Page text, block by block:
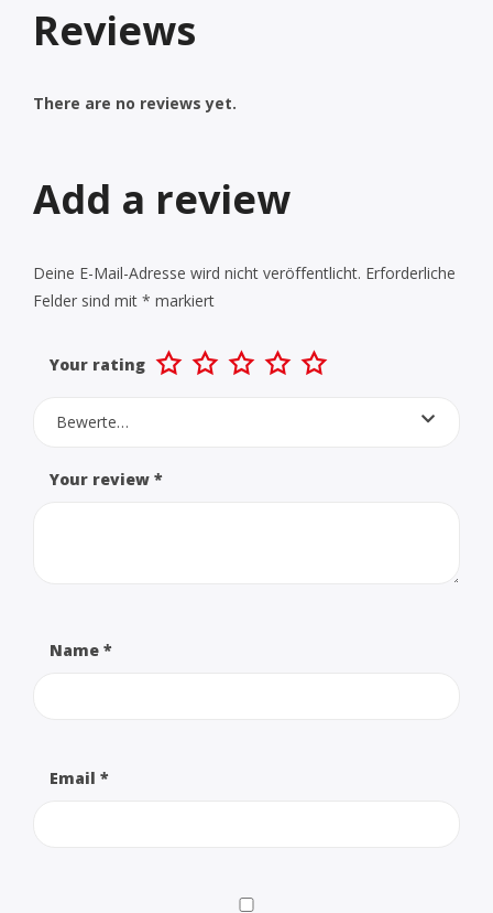
Reviews
There are no reviews yet.
Add a review
Deine E-Mail-Adresse wird nicht veröffentlicht. Erforderliche
Felder sind mit * markiert
Your rating
Bewerte…
Your review *
Name *
Email *